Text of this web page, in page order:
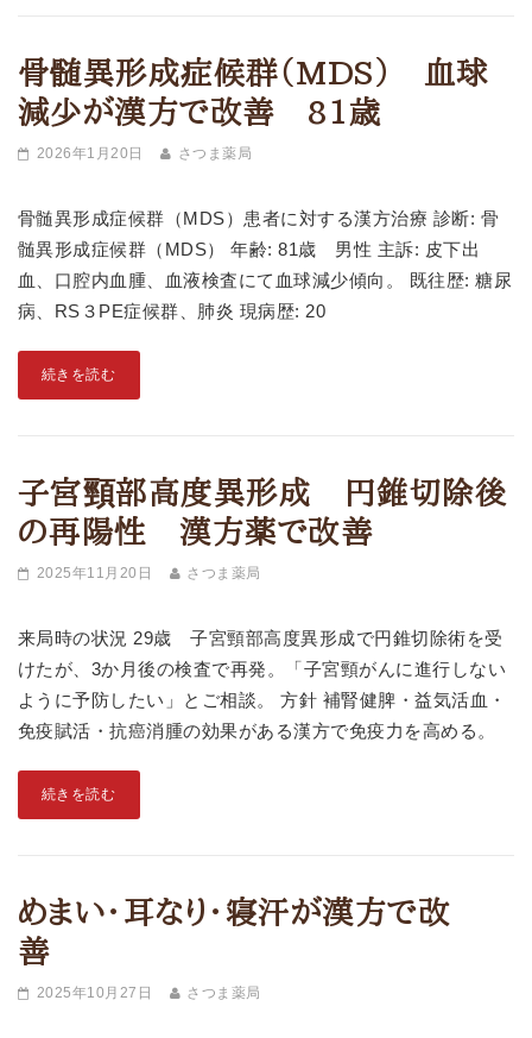
骨髄異形成症候群（MDS） 血球
減少が漢方で改善 81歳
2026年1月20日 さつま薬局
骨髄異形成症候群（MDS）患者に対する漢方治療 診断: 骨
髄異形成症候群（MDS） 年齢: 81歳 男性 主訴: 皮下出
血、口腔内血腫、血液検査にて血球減少傾向。 既往歴: 糖尿
病、RS３PE症候群、肺炎 現病歴: 20
続きを読む
子宮頸部高度異形成 円錐切除後
の再陽性 漢方薬で改善
2025年11月20日 さつま薬局
来局時の状況 29歳 子宮頸部高度異形成で円錐切除術を受
けたが、3か月後の検査で再発。「子宮頸がんに進行しない
ように予防したい」とご相談。 方針 補腎健脾・益気活血・
免疫賦活・抗癌消腫の効果がある漢方で免疫力を高める。
続きを読む
めまい・耳なり・寝汗が漢方で改
善
2025年10月27日 さつま薬局